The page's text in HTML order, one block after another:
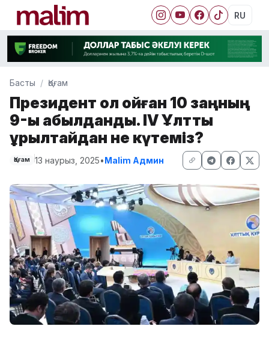
RU
Басты Қоғам
Президент қол қойған 10 заңның
9-ы қабылданды. IV Ұлттық
құрылтайдан не күтеміз?
Қоғам 13 наурыз, 2025•Malim Админ